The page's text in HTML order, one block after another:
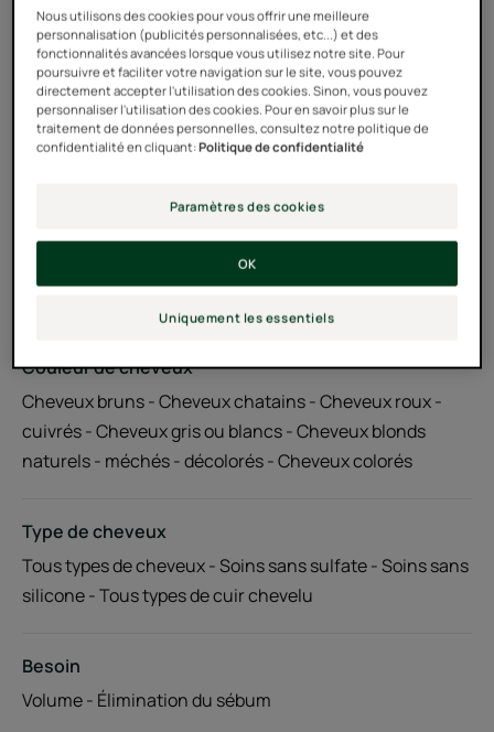
silicone.
*hors gaz propulseurs.
Les cheveux retrouvent légèreté et volume. Résultat
naturel grâce aux pigments nude, sans aucun résidu.
Couleur de cheveux
Cheveux bruns - Cheveux chatains - Cheveux roux -
cuivrés - Cheveux gris ou blancs - Cheveux blonds
naturels - méchés - décolorés - Cheveux colorés
Type de cheveux
Tous types de cheveux - Soins sans sulfate - Soins sans
silicone - Tous types de cuir chevelu
Besoin
Volume - Élimination du sébum
Nous utilisons des cookies pour vous offrir une meilleure
personnalisation (publicités personnalisées, etc...) et des
fonctionnalités avancées lorsque vous utilisez notre site. Pour
poursuivre et faciliter votre navigation sur le site, vous pouvez
directement accepter l'utilisation des cookies. Sinon, vous pouvez
personnaliser l'utilisation des cookies. Pour en savoir plus sur le
traitement de données personnelles, consultez notre politique de
confidentialité en cliquant:Politique de confidentialité
Paramètres des cookies
Uniquement les essentiels
OK